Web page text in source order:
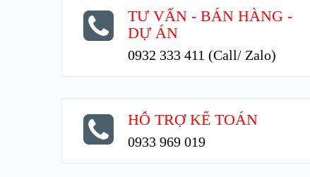
TƯ VẤN - BÁN HÀNG -
DỰ ÁN
0932 333 411 (Call/ Zalo)
HỖ TRỢ KẾ TOÁN
0933 969 019